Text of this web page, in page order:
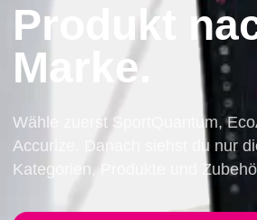
Produkt
Marke.
Wähle zuerst SportQuantum,
Accurize. Danach siehst du nur
Kategorien, Produkte und